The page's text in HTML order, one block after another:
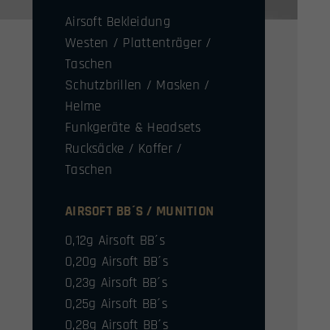
Airsoft Bekleidung
Westen / Plattenträger /
Taschen
Schutzbrillen / Masken /
Helme
Funkgeräte & Headsets
Rucksäcke / Koffer /
Taschen
AIRSOFT BB´S / MUNITION
0,12g Airsoft BB´s
0,20g Airsoft BB´s
0,23g Airsoft BB´s
0,25g Airsoft BB´s
0,28g Airsoft BB´s